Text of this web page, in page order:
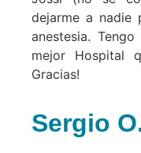
dejarme a nadie
anestesia.
mejor Hospital
Gracias!
Sergio